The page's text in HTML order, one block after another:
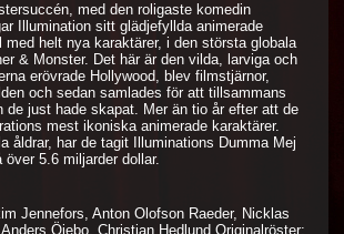
med den roligaste komedin
Illumination sitt glädjefyllda animerade
helt nya karaktärer, i den största globala
& Monster. Det här är den vilda, larviga och
erövrade Hollywood, blev filmstjärnor,
och sedan samlades för att tillsammans
de just hade skapat. Mer än tio år efter att de
mest ikoniska animerade karaktärer.
åldrar, har de tagit Illuminations Dumma Mej
5.6 miljarder dollar.
Jennefors, Anton Olofson Raeder, Nicklas
Öjebo, Christian Hedlund Originalröster: